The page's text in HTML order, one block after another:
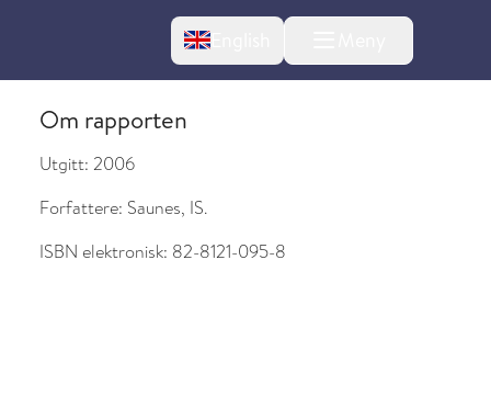
English
Om rapporten
Utgitt: 2006
Forfattere: Saunes, IS.
ISBN elektronisk: 82-8121-095-8